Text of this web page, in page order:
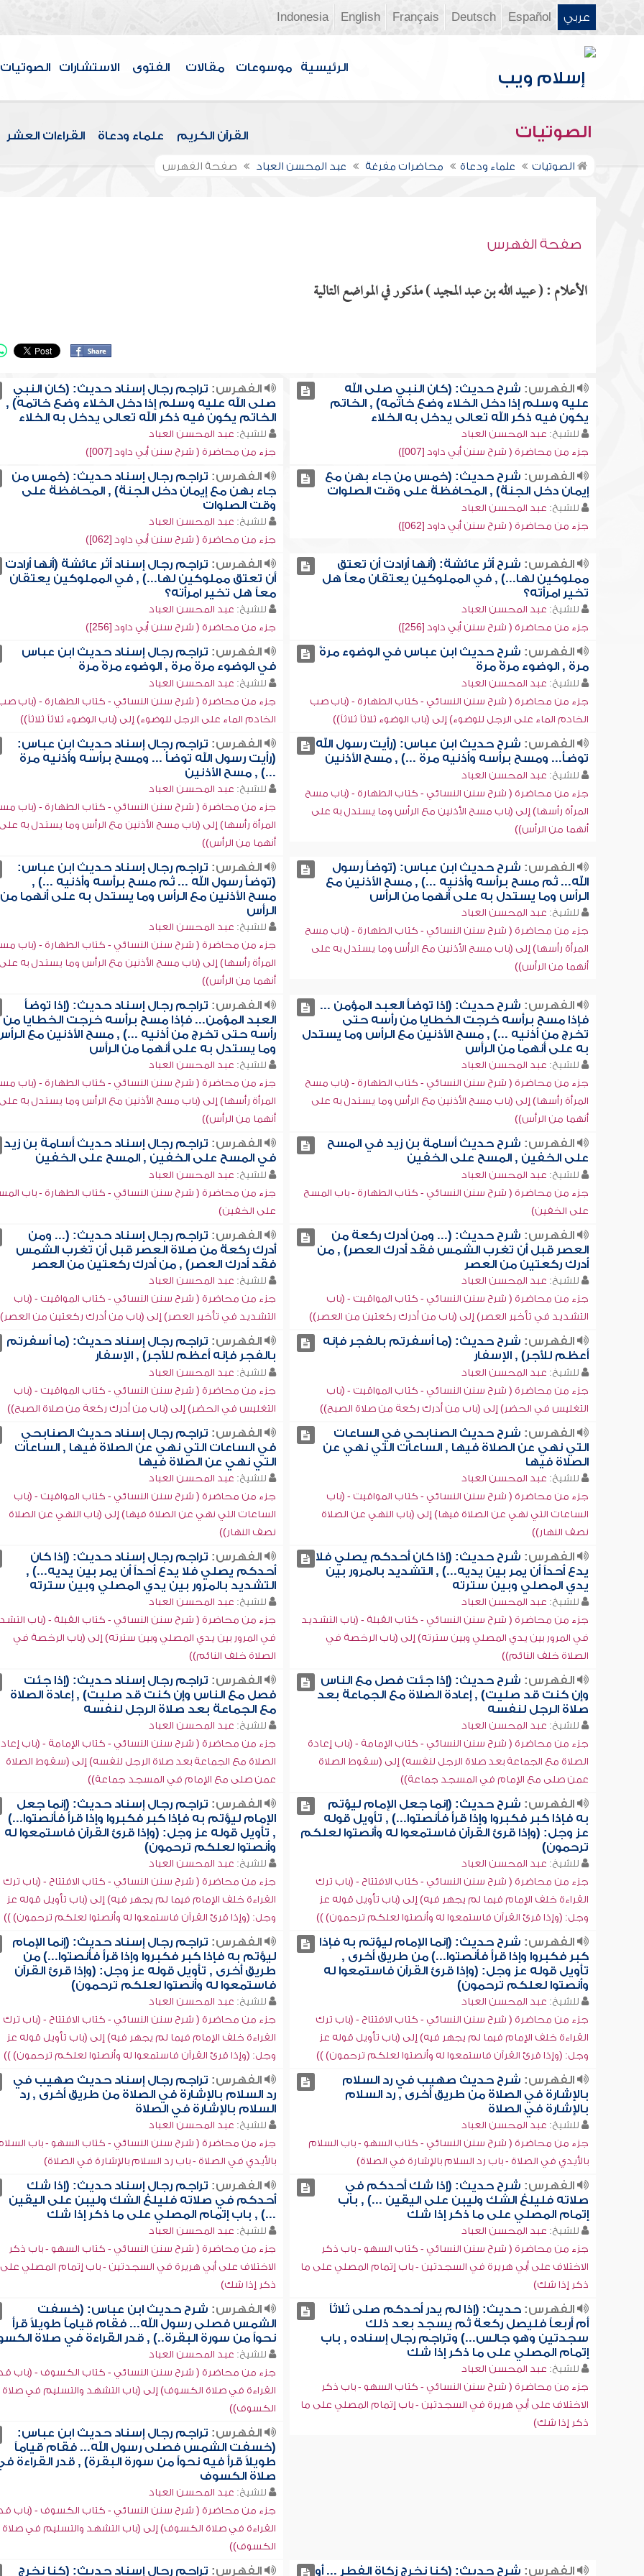
عربي Español
Deutsch
Français
English
Indonesia
الرئيسية موسوعات مقالات الفتوى الاستشارات الصوتيات
الصوتيات القرآن الكريم علماء ودعاة القراءات العشر
الصوتيات علماء ودعاة محاضرات مفرغة عبد المحسن العباد صفحة الفهرس
صفحة الفهرس
الأعلام : ( عبيد الله بن عبد المجيد ) مذكور في المواضع التالية
الفهرس: شرح حديث: (كان النبي صلى الله
عليه وسلم إذا دخل الخلاء وضع خاتمه) , الخاتم
يكون فيه ذكر الله تعالى يدخل به الخلاء
للشيخ: عبد المحسن العباد
جزء من محاضرة ( شرح سنن أبي داود [007])
الفهرس: تراجم رجال إسناد حديث: (كان النبي
صلى الله عليه وسلم إذا دخل الخلاء وضع خاتمه) ,
الخاتم يكون فيه ذكر الله تعالى يدخل به الخلاء
للشيخ: عبد المحسن العباد
جزء من محاضرة ( شرح سنن أبي داود [007])
الفهرس: شرح حديث: (خمس من جاء بهن مع
إيمان دخل الجنة) , المحافظة على وقت الصلوات
للشيخ: عبد المحسن العباد
جزء من محاضرة ( شرح سنن أبي داود [062])
الفهرس: تراجم رجال إسناد حديث: (خمس من
جاء بهن مع إيمان دخل الجنة) , المحافظة على
وقت الصلوات
للشيخ: عبد المحسن العباد
جزء من محاضرة ( شرح سنن أبي داود [062])
الفهرس: شرح أثر عائشة: (أنها أرادت أن تعتق
مملوكين لها...) , في المملوكين يعتقان معاً هل
تخير امرأته؟
للشيخ: عبد المحسن العباد
جزء من محاضرة ( شرح سنن أبي داود [256])
الفهرس: تراجم رجال إسناد أثر عائشة (أنها أرادت
أن تعتق مملوكين لها...) , في المملوكين يعتقان
معاً هل تخير امرأته؟
للشيخ: عبد المحسن العباد
جزء من محاضرة ( شرح سنن أبي داود [256])
الفهرس: شرح حديث ابن عباس في الوضوء مرةً
مرة , الوضوء مرةً مرة
للشيخ: عبد المحسن العباد
جزء من محاضرة ( شرح سنن النسائي - كتاب الطهارة - (باب صب
الخادم الماء على الرجل للوضوء) إلى (باب الوضوء ثلاثاً ثلاثاً))
الفهرس: تراجم رجال إسناد حديث ابن عباس
في الوضوء مرة مرة , الوضوء مرةً مرة
للشيخ: عبد المحسن العباد
جزء من محاضرة ( شرح سنن النسائي - كتاب الطهارة - (باب
الخادم الماء على الرجل للوضوء) إلى (باب الوضوء ثلاثاً ثلاثاً))
الفهرس: شرح حديث ابن عباس: (رأيت رسول الله
توضأ... ومسح برأسه وأذنيه مرة ...) , مسح الأذنين
للشيخ: عبد المحسن العباد
جزء من محاضرة ( شرح سنن النسائي - كتاب الطهارة - (باب مسح
المرأة رأسها) إلى (باب مسح الأذنين مع الرأس وما يستدل به على
أنهما من الرأس))
الفهرس: تراجم رجال إسناد حديث ابن عباس:
(رأيت رسول الله توضأ ... ومسح برأسه وأذنيه مرة
...) , مسح الأذنين
للشيخ: عبد المحسن العباد
جزء من محاضرة ( شرح سنن النسائي - كتاب الطهارة - (باب
المرأة رأسها) إلى (باب مسح الأذنين مع الرأس وما يستدل به
أنهما من الرأس))
الفهرس: شرح حديث ابن عباس: (توضأ رسول
الله... ثم مسح برأسه وأذنيه ...) , مسح الأذنين مع
الرأس وما يستدل به على أنهما من الرأس
للشيخ: عبد المحسن العباد
جزء من محاضرة ( شرح سنن النسائي - كتاب الطهارة - (باب مسح
المرأة رأسها) إلى (باب مسح الأذنين مع الرأس وما يستدل به على
أنهما من الرأس))
الفهرس: تراجم رجال إسناد حديث ابن عباس:
(توضأ رسول الله ... ثم مسح برأسه وأذنيه ...) ,
مسح الأذنين مع الرأس وما يستدل به على أنهما من
الرأس
للشيخ: عبد المحسن العباد
جزء من محاضرة ( شرح سنن النسائي - كتاب الطهارة - (باب
المرأة رأسها) إلى (باب مسح الأذنين مع الرأس وما يستدل به
أنهما من الرأس))
الفهرس: شرح حديث: (إذا توضأ العبد المؤمن ...
فإذا مسح برأسه خرجت الخطايا من رأسه حتى
تخرج من أذنيه ...) , مسح الأذنين مع الرأس وما يستدل
به على أنهما من الرأس
للشيخ: عبد المحسن العباد
جزء من محاضرة ( شرح سنن النسائي - كتاب الطهارة - (باب مسح
المرأة رأسها) إلى (باب مسح الأذنين مع الرأس وما يستدل به على
أنهما من الرأس))
الفهرس: تراجم رجال إسناد حديث: (إذا توضأ
العبد المؤمن... فإذا مسح برأسه خرجت الخطايا من
رأسه حتى تخرج من أذنيه ...) , مسح الأذنين مع
وما يستدل به على أنهما من الرأس
للشيخ: عبد المحسن العباد
جزء من محاضرة ( شرح سنن النسائي - كتاب الطهارة - (باب
المرأة رأسها) إلى (باب مسح الأذنين مع الرأس وما يستدل به
أنهما من الرأس))
الفهرس: شرح حديث أسامة بن زيد في المسح
على الخفين , المسح على الخفين
للشيخ: عبد المحسن العباد
جزء من محاضرة ( شرح سنن النسائي - كتاب الطهارة - باب المسح
على الخفين)
الفهرس: تراجم رجال إسناد حديث أسامة بن زيد
في المسح على الخفين , المسح على الخفين
للشيخ: عبد المحسن العباد
جزء من محاضرة ( شرح سنن النسائي - كتاب الطهارة - باب
على الخفين)
الفهرس: شرح حديث: (... ومن أدرك ركعة من
العصر قبل أن تغرب الشمس فقد أدرك العصر) , من
أدرك ركعتين من العصر
للشيخ: عبد المحسن العباد
جزء من محاضرة ( شرح سنن النسائي - كتاب المواقيت - (باب
التشديد في تأخير العصر) إلى (باب من أدرك ركعتين من العصر))
الفهرس: تراجم رجال إسناد حديث: (... ومن
أدرك ركعة من صلاة العصر قبل أن تغرب الشمس
فقد أدرك العصر) , من أدرك ركعتين من العصر
للشيخ: عبد المحسن العباد
جزء من محاضرة ( شرح سنن النسائي - كتاب المواقيت - (باب
التشديد في تأخير العصر) إلى (باب من أدرك ركعتين من
الفهرس: شرح حديث: (ما أسفرتم بالفجر فإنه
أعظم للأجر) , الإسفار
للشيخ: عبد المحسن العباد
جزء من محاضرة ( شرح سنن النسائي - كتاب المواقيت - (باب
التغليس في الحضر) إلى (باب من أدرك ركعة من صلاة الصبح))
الفهرس: تراجم رجال إسناد حديث: (ما أسفرتم
بالفجر فإنه أعظم للأجر) , الإسفار
للشيخ: عبد المحسن العباد
جزء من محاضرة ( شرح سنن النسائي - كتاب المواقيت - (باب
التغليس في الحضر) إلى (باب من أدرك ركعة من صلاة الصبح))
الفهرس: شرح حديث الصنابحي في الساعات
التي نهي عن الصلاة فيها , الساعات التي نهي عن
الصلاة فيها
للشيخ: عبد المحسن العباد
جزء من محاضرة ( شرح سنن النسائي - كتاب المواقيت - (باب
الساعات التي نهي عن الصلاة فيها) إلى (باب النهي عن الصلاة
نصف النهار))
الفهرس: تراجم رجال إسناد حديث الصنابحي
في الساعات التي نهي عن الصلاة فيها , الساعات
التي نهي عن الصلاة فيها
للشيخ: عبد المحسن العباد
جزء من محاضرة ( شرح سنن النسائي - كتاب المواقيت - (باب
الساعات التي نهي عن الصلاة فيها) إلى (باب النهي عن الصلاة
نصف النهار))
الفهرس: شرح حديث: (إذا كان أحدكم يصلي فلا
يدع أحداً أن يمر بين يديه...) , التشديد بالمرور بين
يدي المصلي وبين سترته
للشيخ: عبد المحسن العباد
جزء من محاضرة ( شرح سنن النسائي - كتاب القبلة - (باب التشديد
في المرور بين يدي المصلي وبين سترته) إلى (باب الرخصة في
الصلاة خلف النائم))
الفهرس: تراجم رجال إسناد حديث: (إذا كان
أحدكم يصلي فلا يدع أحداً أن يمر بين يديه...) ,
التشديد بالمرور بين يدي المصلي وبين سترته
للشيخ: عبد المحسن العباد
جزء من محاضرة ( شرح سنن النسائي - كتاب القبلة - (باب
في المرور بين يدي المصلي وبين سترته) إلى (باب الرخصة في
الصلاة خلف النائم))
الفهرس: شرح حديث: (إذا جئت فصل مع الناس
وإن كنت قد صليت) , إعادة الصلاة مع الجماعة بعد
صلاة الرجل لنفسه
للشيخ: عبد المحسن العباد
جزء من محاضرة ( شرح سنن النسائي - كتاب الإمامة - (باب إعادة
الصلاة مع الجماعة بعد صلاة الرجل لنفسه) إلى (سقوط الصلاة
عمن صلى مع الإمام في المسجد جماعة))
الفهرس: تراجم رجال إسناد حديث: (إذا جئت
فصل مع الناس وإن كنت قد صليت) , إعادة الصلاة
مع الجماعة بعد صلاة الرجل لنفسه
للشيخ: عبد المحسن العباد
جزء من محاضرة ( شرح سنن النسائي - كتاب الإمامة - (باب
الصلاة مع الجماعة بعد صلاة الرجل لنفسه) إلى (سقوط الصلاة
عمن صلى مع الإمام في المسجد جماعة))
الفهرس: شرح حديث: (إنما جعل الإمام ليؤتم
به فإذا كبر فكبروا وإذا قرأ فأنصتوا...) , تأويل قوله
عز وجل: (وإذا قرئ القرآن فاستمعوا له وأنصتوا لعلكم
ترحمون)
للشيخ: عبد المحسن العباد
جزء من محاضرة ( شرح سنن النسائي - كتاب الافتتاح - (باب ترك
القراءة خلف الإمام فيما لم يجهر فيه) إلى (باب تأويل قوله عز
وجل: (وإذا قرئ القرآن فاستمعوا له وأنصتوا لعلكم ترحمون) ))
الفهرس: تراجم رجال إسناد حديث: (إنما جعل
الإمام ليؤتم به فإذا كبر فكبروا وإذا قرأ فأنصتوا...)
, تأويل قوله عز وجل: (وإذا قرئ القرآن فاستمعوا له
وأنصتوا لعلكم ترحمون)
للشيخ: عبد المحسن العباد
جزء من محاضرة ( شرح سنن النسائي - كتاب الافتتاح - (باب ترك
القراءة خلف الإمام فيما لم يجهر فيه) إلى (باب تأويل قوله عز
وجل: (وإذا قرئ القرآن فاستمعوا له وأنصتوا لعلكم ترحمون) ))
الفهرس: شرح حديث: (إنما الإمام ليؤتم به فإذا
كبر فكبروا وإذا قرأ فأنصتوا...) من طريق أخرى ,
تأويل قوله عز وجل: (وإذا قرئ القرآن فاستمعوا له
وأنصتوا لعلكم ترحمون)
للشيخ: عبد المحسن العباد
جزء من محاضرة ( شرح سنن النسائي - كتاب الافتتاح - (باب ترك
القراءة خلف الإمام فيما لم يجهر فيه) إلى (باب تأويل قوله عز
وجل: (وإذا قرئ القرآن فاستمعوا له وأنصتوا لعلكم ترحمون) ))
الفهرس: تراجم رجال إسناد حديث: (إنما الإمام
ليؤتم به فإذا كبر فكبروا وإذا قرأ فأنصتوا...) من
طريق أخرى , تأويل قوله عز وجل: (وإذا قرئ القرآن
فاستمعوا له وأنصتوا لعلكم ترحمون)
للشيخ: عبد المحسن العباد
جزء من محاضرة ( شرح سنن النسائي - كتاب الافتتاح - (باب ترك
القراءة خلف الإمام فيما لم يجهر فيه) إلى (باب تأويل قوله عز
وجل: (وإذا قرئ القرآن فاستمعوا له وأنصتوا لعلكم ترحمون) ))
الفهرس: شرح حديث صهيب في رد السلام
بالإشارة في الصلاة من طريق أخرى , رد السلام
بالإشارة في الصلاة
للشيخ: عبد المحسن العباد
جزء من محاضرة ( شرح سنن النسائي - كتاب السهو - باب السلام
بالأيدي في الصلاة - باب رد السلام بالإشارة في الصلاة)
الفهرس: تراجم رجال إسناد حديث صهيب في
رد السلام بالإشارة في الصلاة من طريق أخرى , رد
السلام بالإشارة في الصلاة
للشيخ: عبد المحسن العباد
جزء من محاضرة ( شرح سنن النسائي - كتاب السهو - باب
بالأيدي في الصلاة - باب رد السلام بالإشارة في الصلاة)
الفهرس: شرح حديث: (إذا شك أحدكم في
صلاته فليلغ الشك وليبن على اليقين ...) , باب
إتمام المصلي على ما ذكر إذا شك
للشيخ: عبد المحسن العباد
جزء من محاضرة ( شرح سنن النسائي - كتاب السهو - باب ذكر
الاختلاف على أبي هريرة في السجدتين - باب إتمام المصلي على ما
ذكر إذا شك)
الفهرس: تراجم رجال إسناد حديث: (إذا شك
أحدكم في صلاته فليلغ الشك وليبن على اليقين
...) , باب إتمام المصلي على ما ذكر إذا شك
للشيخ: عبد المحسن العباد
جزء من محاضرة ( شرح سنن النسائي - كتاب السهو - باب ذكر
الاختلاف على أبي هريرة في السجدتين - باب إتمام المصلي
ذكر إذا شك)
الفهرس:حديث: (إذا لم يدر أحدكم صلى ثلاثاً
أم أربعاً فليصل ركعة ثم يسجد بعد ذلك
سجدتين وهو جالس...) وتراجم رجال إسناده , باب
إتمام المصلي على ما ذكر إذا شك
للشيخ: عبد المحسن العباد
جزء من محاضرة ( شرح سنن النسائي - كتاب السهو - باب ذكر
الاختلاف على أبي هريرة في السجدتين - باب إتمام المصلي على ما
ذكر إذا شك)
الفهرس: شرح حديث ابن عباس: (خسفت
الشمس فصلى رسول الله... فقام قياماً طويلاً قرأ
نحواً من سورة البقرة..) , قدر القراءة في صلاة
للشيخ: عبد المحسن العباد
جزء من محاضرة ( شرح سنن النسائي - كتاب الكسوف - (باب
القراءة في صلاة الكسوف) إلى (باب التشهد والتسليم في صلاة
الكسوف))
الفهرس: تراجم رجال إسناد حديث ابن عباس:
(خسفت الشمس فصلى رسول الله... فقام قياماً
طويلاً قرأ فيه نحواً من سورة البقرة) , قدر القراءة
صلاة الكسوف
للشيخ: عبد المحسن العباد
جزء من محاضرة ( شرح سنن النسائي - كتاب الكسوف - (باب
القراءة في صلاة الكسوف) إلى (باب التشهد والتسليم في صلاة
الكسوف))
الفهرس: شرح حديث: (كنا نخرج زكاة الفطر ... أو الفهرس: تراجم رجال إسناد حديث: (كنا نخرج